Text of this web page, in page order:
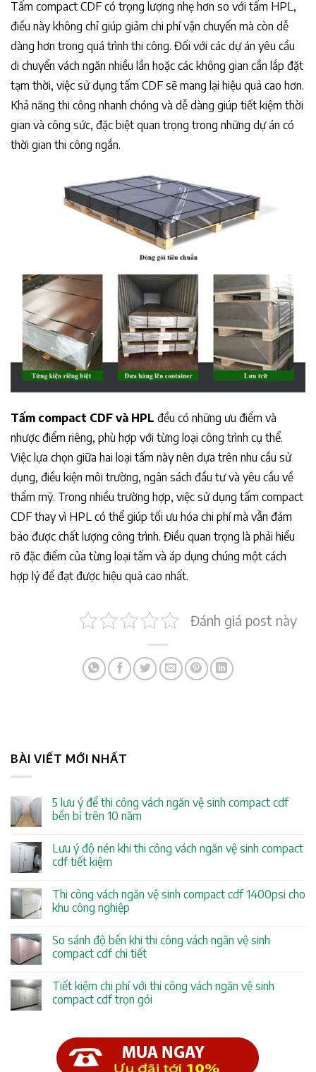
Tấm compact CDF có trọng lượng nhẹ hơn so với tấm HPL,
điều này không chỉ giúp giảm chi phí vận chuyển mà còn dễ
dàng hơn trong quá trình thi công. Đối với các dự án yêu cầu
di chuyển vách ngăn nhiều lần hoặc các không gian cần lắp đặt
tạm thời, việc sử dụng tấm CDF sẽ mang lại hiệu quả cao hơn.
Khả năng thi công nhanh chóng và dễ dàng giúp tiết kiệm thời
gian và công sức, đặc biệt quan trọng trong những dự án có
thời gian thi công ngắn.
Tấm compact CDF và HPL đều có những ưu điểm và
nhược điểm riêng, phù hợp với từng loại công trình cụ thể.
Việc lựa chọn giữa hai loại tấm này nên dựa trên nhu cầu sử
dụng, điều kiện môi trường, ngân sách đầu tư và yêu cầu về
thẩm mỹ. Trong nhiều trường hợp, việc sử dụng tấm compact
CDF thay vì HPL có thể giúp tối ưu hóa chi phí mà vẫn đảm
bảo được chất lượng công trình. Điều quan trọng là phải hiểu
rõ đặc điểm của từng loại tấm và áp dụng chúng một cách
hợp lý để đạt được hiệu quả cao nhất.
Đánh giá post này
BÀI VIẾT MỚI NHẤT
5 lưu ý để thi công vách ngăn vệ sinh compact cdf
bền bỉ trên 10 năm
Lưu ý độ nén khi thi công vách ngăn vệ sinh compact
cdf tiết kiệm
Thi công vách ngăn vệ sinh compact cdf 1400psi cho
khu công nghiệp
So sánh độ bền khi thi công vách ngăn vệ sinh
compact cdf chi tiết
Tiết kiệm chi phí với thi công vách ngăn vệ sinh
compact cdf trọn gói